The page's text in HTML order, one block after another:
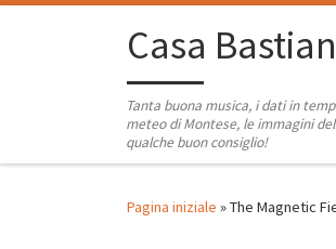
Passa al contenutoCasa
Tanta buona musica, i dati in
meteo di Montese, le immagini
qualche buon consiglio!
Pagina iniziale »The Magnetic